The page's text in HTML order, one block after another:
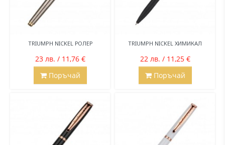
TRIUMPH NICKEL РОЛЕР
23 лв. / 11,76 €
Поръчай
TRIUMPH NICKEL ХИМИКАЛ
22 лв. / 11,25 €
Поръчай